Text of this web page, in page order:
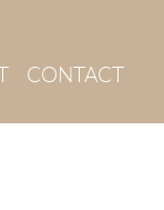
CONTACT